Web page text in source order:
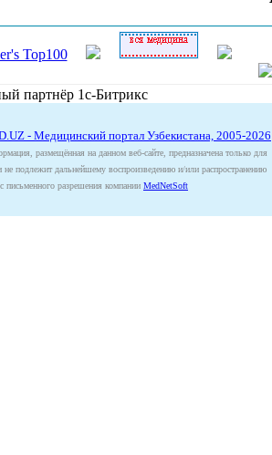
- Медицинский портал Узбекистана, 2005-2026
размещённая на данном веб-сайте, предназначена только для
не подлежит дальнейшему воспроизведению и/или распространению
письменного разрешения компании MedNetSoft